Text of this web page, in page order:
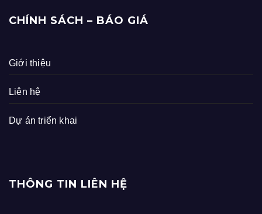
CHÍNH SÁCH – BÁO GIÁ
Giới thiệu
Liên hệ
Dự án triển khai
THÔNG TIN LIÊN HỆ